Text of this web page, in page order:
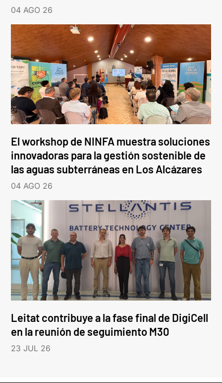
04 AGO 26
El workshop de NINFA muestra soluciones
innovadoras para la gestión sostenible de
las aguas subterráneas en Los Alcázares
04 AGO 26
Leitat contribuye a la fase final de DigiCell
en la reunión de seguimiento M30
23 JUL 26